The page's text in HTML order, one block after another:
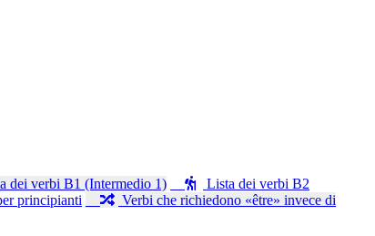
dei verbi B1 (Intermedio 1)
Lista dei verbi B2
principianti
Verbi che richiedono «être» invece di